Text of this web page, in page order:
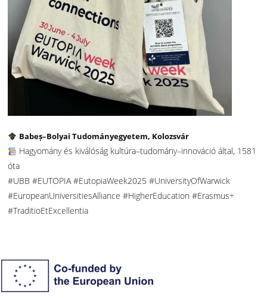
Babeș–Bolyai Tudományegyetem, Kolozsvár
Hagyomány és kiválóság kultúra–tudomány–innováció által, 1581
óta
#UBB #EUTOPIA #EutopiaWeek2025 #UniversityOfWarwick
#EuropeanUniversitiesAlliance #HigherEducation #Erasmus+
#TraditioEtExcellentia